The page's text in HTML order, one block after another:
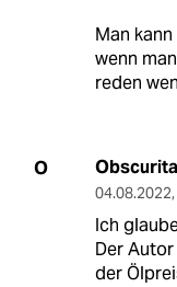
Man
wenn
reden
O
04.08.2022,
Ich
Der
der